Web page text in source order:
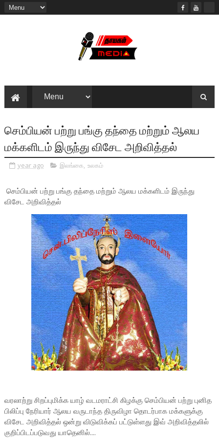
செம்பியன் பற்று பங்கு தந்தை மற்றும் ஆலய
மக்களிடம் இருந்து விசேட அறிவித்தல்
year ago இலங்கை, உலகம்
செம்பியன் பற்று பங்கு தந்தை மற்றும் ஆலய மக்களிடம் இருந்து
விசேட அறிவித்தல்
வரலாற்று சிறப்புமிக்க யாழ் வடமராட்சி கிழக்கு செம்பியன் பற்று புனித
பிலிப்பு நேரியார் ஆலய வருடாந்த திருவிழா தொடர்பாக மக்களுக்கு
விசேட அறிவித்தல் ஒன்று விடுவிக்கப் பட்டுள்ளது இவ் அறிவித்தலில்
குறிப்பிடப்படுவது யாதெனில்....